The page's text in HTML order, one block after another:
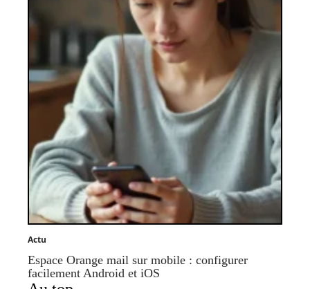
Actu
Espace Orange mail sur mobile : configurer
facilement Android et iOS